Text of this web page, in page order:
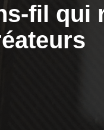
fil qui